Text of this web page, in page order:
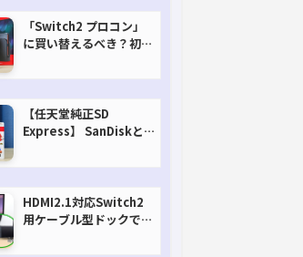
「Switch2 プロコン」
に買い替えるべき？初代
【任天堂純正SD
Express】 SanDiskと
HDMI2.1対応Switch2
用ケーブル型ドックで省